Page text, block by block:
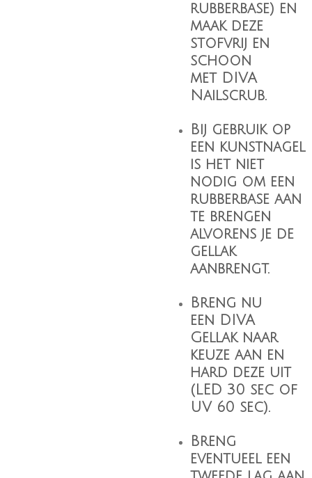
rubberbase) en
maak deze
stofvrij en
schoon
met DIVA
Nailscrub.
Bij gebruik op
een kunstnagel
is het niet
nodig om een
rubberbase aan
te brengen
alvorens je de
gellak
aanbrengt.
Breng nu
een DIVA
Gellaknaar
keuze aan en
hard deze uit
(LED 30 sec of
UV 60 sec).
Breng
eventueel een